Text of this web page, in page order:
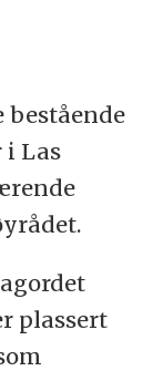
i Las
plassert